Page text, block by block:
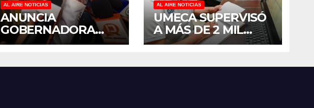
AL AIRE NOTICIAS
ANUNCIA
GOBERNADORA
YERALDINE
REAPERTURA DEL
AL AIRE NOTICIAS
UMECA SUPERVISÓ
A MÁS DE 2 MIL
IMPUTADOS EN
EL PRIMER